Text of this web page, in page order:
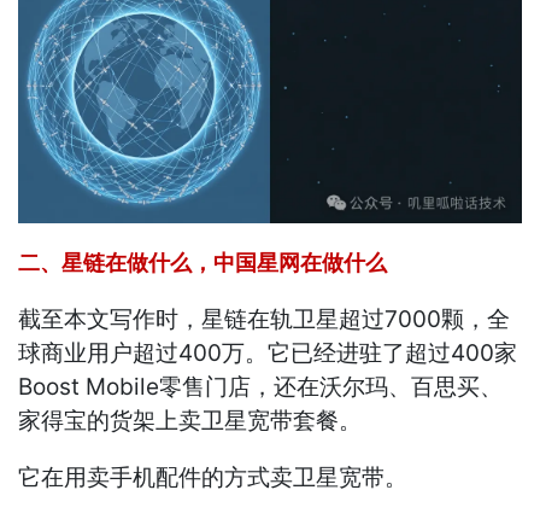
二、星链在做什么，中国星网在做什么
截至本文写作时，星链在轨卫星超过7000颗，全
球商业用户超过400万。它已经进驻了超过400家
Boost Mobile零售门店，还在沃尔玛、百思买、
家得宝的货架上卖卫星宽带套餐。
它在用卖手机配件的方式卖卫星宽带。